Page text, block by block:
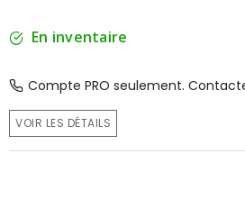
En inventaire
Compte PRO seulement.
VOIR LES DÉTAILS